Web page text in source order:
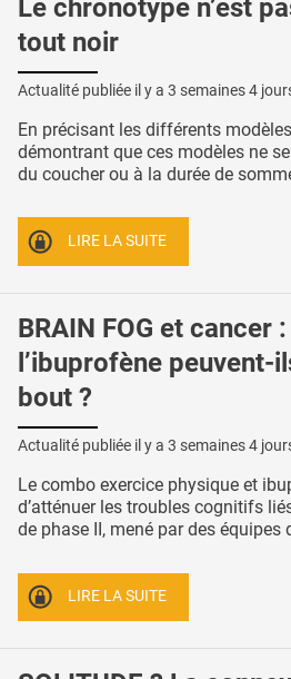
Le chronotype n’est
tout noir
Actualité publiée il y a 3 semaines 4
En précisant les différents
démontrant que ces modèles ne
du coucher ou à la durée de
LIRE LA SUITE
BRAIN FOG et cancer
l’ibuprofène peuvent-
bout ?
Actualité publiée il y a 3 semaines 4
Le combo exercice physique et
d’atténuer les troubles cognitifs
de phase II, mené par des équipes
LIRE LA SUITE